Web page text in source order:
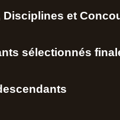
Disciplines et
sélectionnés